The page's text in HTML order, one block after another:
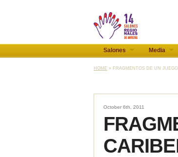
Salones Media
HOME » FRAGMENTOS DE UN
October 6th, 2011